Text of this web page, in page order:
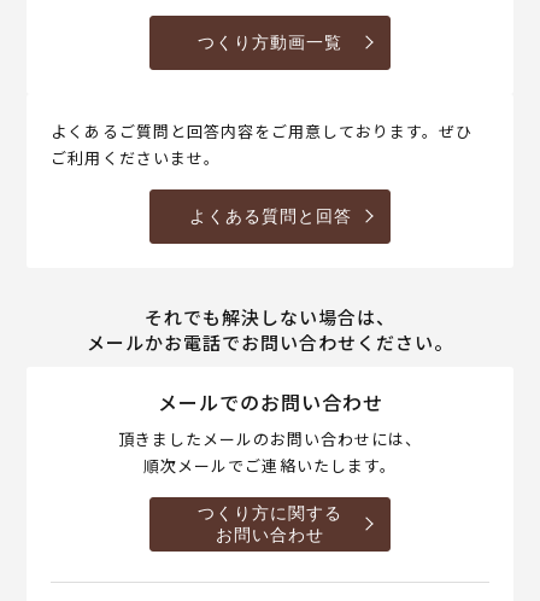
つくり方動画一覧
よくあるご質問と回答内容をご用意しております。ぜひ
ご利用くださいませ。
よくある質問と回答
それでも解決しない場合は、
メールかお電話でお問い合わせください。
メールでのお問い合わせ
頂きましたメールのお問い合わせには、
順次メールでご連絡いたします。
つくり方に関する
お問い合わせ